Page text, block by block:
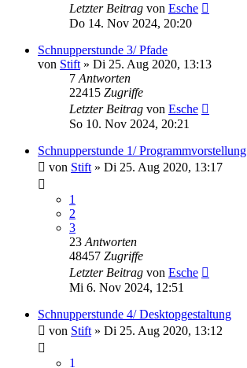
Letzter Beitrag von Esche
Do 14. Nov 2024, 20:20
Schnupperstunde 3/ Pfade
von Stift » Di 25. Aug 2020, 13:13
7 Antworten
22415 Zugriffe
Letzter Beitrag von Esche
So 10. Nov 2024, 20:21
Schnupperstunde 1/ Programmvorstellung
von Stift » Di 25. Aug 2020, 13:17
1
2
3
23 Antworten
48457 Zugriffe
Letzter Beitrag von Esche
Mi 6. Nov 2024, 12:51
Schnupperstunde 4/ Desktopgestaltung
von Stift » Di 25. Aug 2020, 13:12
1